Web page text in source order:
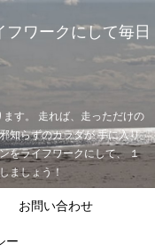
ワークにして毎日
す。 走れば、走っただけの
知らずのカラダが 手に入り
をライフワークにして、 １
ましょう！
お問い合わせ
ー